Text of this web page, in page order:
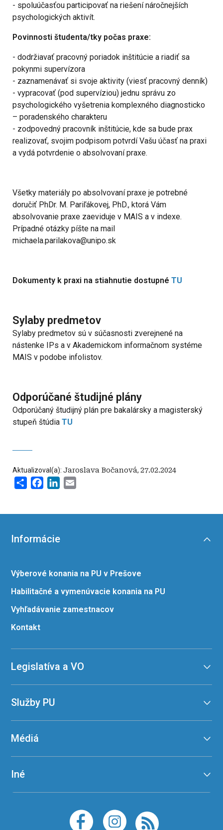
- spoluúčasťou participovať na riešení náročnejších
psychologických aktivít.
Povinnosti študenta/tky počas praxe:
- dodržiavať pracovný poriadok inštitúcie a riadiť sa
pokynmi supervízora
- zaznamenávať si svoje aktivity (viesť pracovný denník)
- vypracovať (pod supervíziou) jednu správu zo
psychologického vyšetrenia komplexného diagnosticko
– poradenského charakteru
- zodpovedný pracovník inštitúcie, kde sa bude prax
realizovať, svojim podpisom potvrdí Vašu účasť na praxi
a vydá potvrdenie o absolvovaní praxe.
Všetky materiály po absolvovaní praxe je potrebné
doručiť PhDr. M. Pariľákovej, PhD., ktorá Vám
absolvovanie praxe zaeviduje v MAIS a v indexe.
Prípadné otázky píšte na mail
michaela.parilakova@unipo.sk
Dokumenty k praxi na stiahnutie dostupné TU
Sylaby predmetov
Sylaby predmetov sú v súčasnosti zverejnené na
nástenke IPs a v Akademickom informačnom systéme
MAIS v podobe infolistov.
Odporúčané študijné plány
Odporúčaný študijný plán pre bakalársky a magisterský
stupeň štúdia TU
Aktualizoval(a): Jaroslava Bočanová, 27.02.2024
Share FacebookLinkedIn
Informácie
Výberové konania na PU v Prešove
Habilitačné a vymenúvacie konania na PU
Vyhľadávanie zamestnacov
Kontakt
Legislatíva a VO
Služby PU
Médiá
Iné